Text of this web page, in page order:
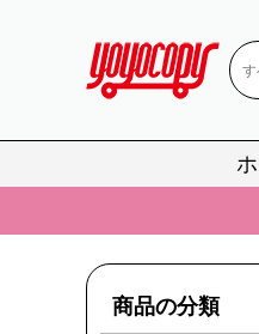
商品の分類